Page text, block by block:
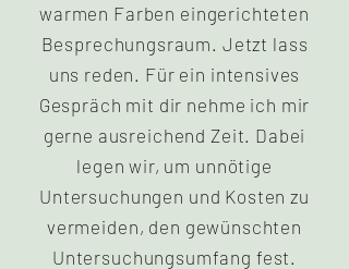
warmen Farben eingerichteten
Besprechungsraum. Jetzt lass
uns reden. Für ein intensives
Gespräch mit dir nehme ich mir
gerne ausreichend Zeit. Dabei
legen wir, um unnötige
Untersuchungen und Kosten zu
vermeiden, den gewünschten
Untersuchungsumfang fest.